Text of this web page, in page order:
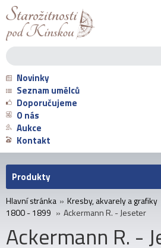
Novinky
Seznam umělců
Doporučujeme
O nás
Aukce
Kontakt
Produkty
Hlavní stránka » Kresby, akvarely a grafiky
1800 - 1899 » Ackermann R. - Jeseter
Ackermann R. -